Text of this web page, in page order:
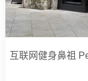
互联网健身鼻祖